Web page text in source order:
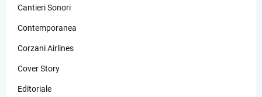
Cantieri Sonori
Contemporanea
Corzani Airlines
Cover Story
Editoriale